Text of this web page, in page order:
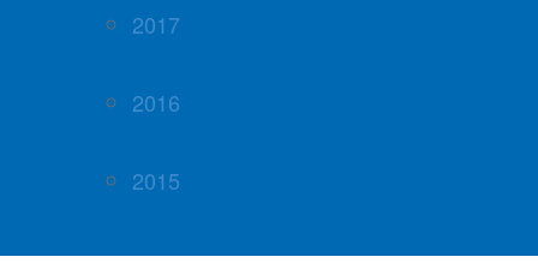
2017
2016
2015